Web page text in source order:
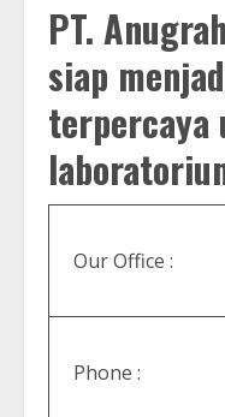
PT.
siap
Our Office :
Phone :